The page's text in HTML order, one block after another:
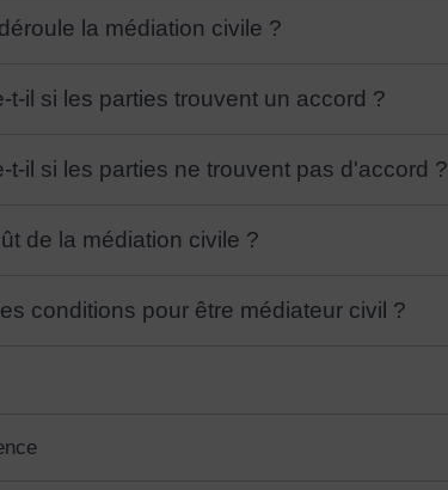
la médiation civile ?
t-il si les parties trouvent un accord ?
t-il si les parties ne trouvent pas d'accord ?
de la médiation civile ?
conditions pour être médiateur civil ?